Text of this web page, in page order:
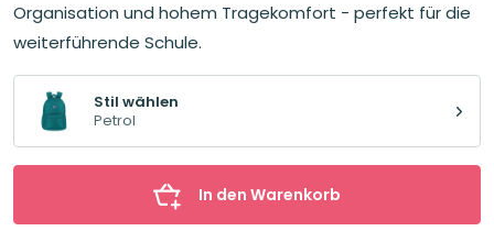
Organisation und hohem Tragekomfort - perfekt für die
weiterführende Schule.
Stil wählen
Petrol
In den Warenkorb